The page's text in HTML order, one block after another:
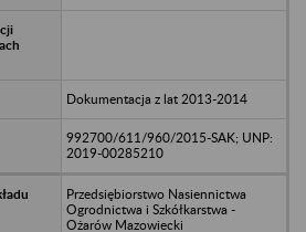
Dokumentacja z lat 2013-2014
992700/611/960/2015-SAK; UNP:
2019-00285210
Przedsiębiorstwo Nasiennictwa
Ogrodnictwa i Szkółkarstwa -
Ożarów Mazowiecki